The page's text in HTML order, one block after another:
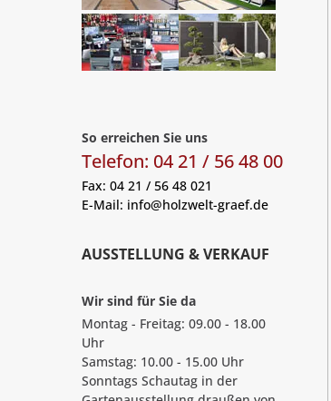
So erreichen Sie uns
Telefon: 04 21 / 56 48 00
Fax: 04 21 / 56 48 021
E-Mail: info@holzwelt-graef.de
AUSSTELLUNG & VERKAUF
Wir sind für Sie da
Montag - Freitag: 09.00 - 18.00
Uhr
Samstag: 10.00 - 15.00 Uhr
Sonntags Schautag in der